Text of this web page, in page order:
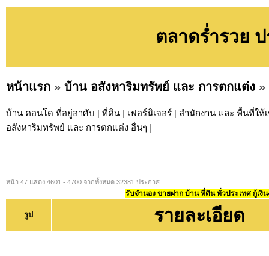
ตลาดร่ำรวย
หน้าแรก » บ้าน อสังหาริมทรัพย์ และ การตกแต่ง »
บ้าน คอนโด ที่อยู่อาศับ | ที่ดิน | เฟอร์นิเจอร์ | สำนักงาน และ พื้นที่ให้
อสังหาริมทรัพย์ และ การตกแต่ง อื่นๆ |
หน้า 47 แสดง 4601 - 4700 จากทั้งหมด 32381 ประกาศ
รับจำนอง ขายฝาก บ้าน ที่ดิน ทั่วประเทศ กู้เงิ
รูป รายละเอียด